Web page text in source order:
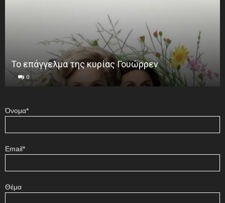
Το επάγγελμα της κυρίας Γουώρρεν
0
Όνομα*
Email*
Θέμα